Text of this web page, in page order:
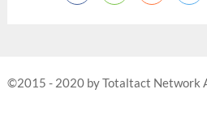
©2015 - 2020 by Totaltact Network